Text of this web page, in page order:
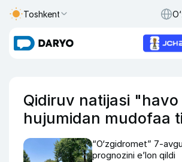
Toshkent
Qidiruv natijasi "havo
hujumidan mudofaa
“O‘zgidromet” 7-
prognozini e’lon qildi